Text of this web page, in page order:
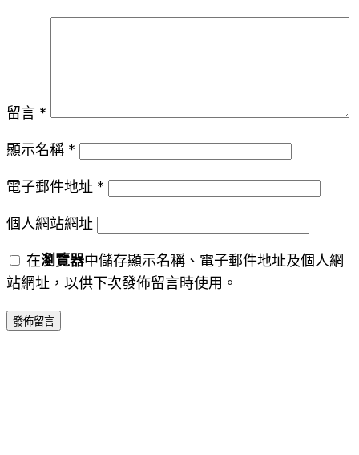
留言 *
顯示名稱 *
電子郵件地址 *
個人網站網址
在瀏覽器中儲存顯示名稱、電子郵件地址及個人網
站網址，以供下次發佈留言時使用。